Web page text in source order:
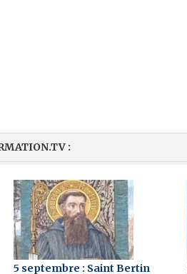
:
5 septembre : Saint Bertin